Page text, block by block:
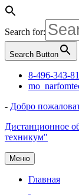
Search for:
Search Button
Перейти8-496-343-
- Добро
Дистанционное
техникум"
Меню
Главная